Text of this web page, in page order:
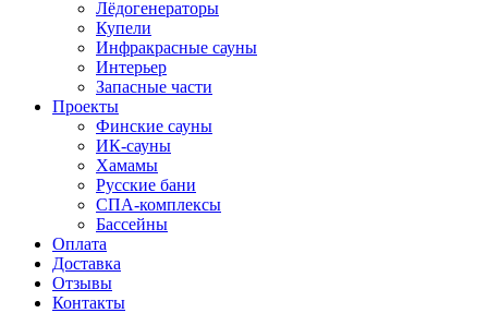
Лёдогенераторы
Купели
Инфракрасные сауны
Интерьер
Запасные части
Проекты
Финские сауны
ИК-сауны
Хамамы
Русские бани
СПА-комплексы
Бассейны
Оплата
Доставка
Отзывы
Контакты